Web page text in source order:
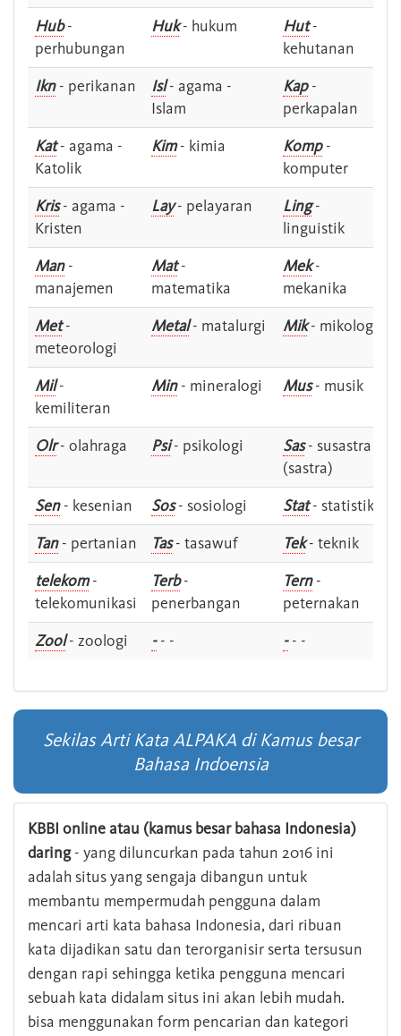
Hub-
perhubungan
Huk- hukum Hut-
kehutanan
Ikn- perikanan Isl- agama -
Islam
Kap-
perkapalan
Kat- agama -
Katolik
Kim- kimia Komp-
komputer
Kris- agama -
Kristen
Lay- pelayaran Ling-
linguistik
Man-
manajemen
Mat-
matematika
Mek-
mekanika
Met-
meteorologi
Metal- matalurgi Mik- mikologi
Mil-
kemiliteran
Min- mineralogi Mus- musik
Olr- olahraga Psi- psikologi Sas- susastra -
(sastra)
Sen- kesenian Sos- sosiologi Stat- statistik
Tan- pertanian Tas- tasawuf Tek- teknik
telekom-
telekomunikasi
Terb-
penerbangan
Tern-
peternakan
Zool- zoologi -- - -- -
Sekilas Arti Kata ALPAKA di Kamus besar
Bahasa Indoensia
KBBI online atau (kamus besar bahasa Indonesia)
daring- yang diluncurkan pada tahun 2016 ini
adalah situs yang sengaja dibangun untuk
membantu mempermudah pengguna dalam
mencari arti kata bahasa Indonesia, dari ribuan
kata dijadikan satu dan terorganisir serta tersusun
dengan rapi sehingga ketika pengguna mencari
sebuah kata didalam situs ini akan lebih mudah.
bisa menggunakan form pencarian dan kategori